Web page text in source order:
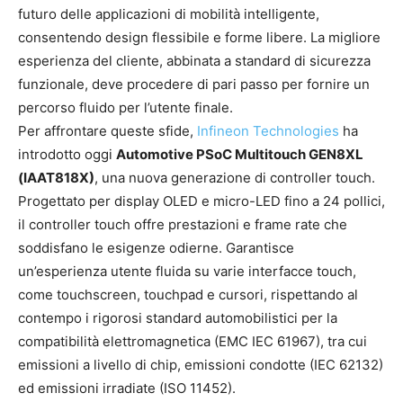
futuro delle applicazioni di mobilità intelligente,
consentendo design flessibile e forme libere. La migliore
esperienza del cliente, abbinata a standard di sicurezza
funzionale, deve procedere di pari passo per fornire un
percorso fluido per l’utente finale.
Per affrontare queste sfide, Infineon Technologies ha
introdotto oggi Automotive PSoC Multitouch GEN8XL
(IAAT818X), una nuova generazione di controller touch.
Progettato per display OLED e micro-LED fino a 24 pollici,
il controller touch offre prestazioni e frame rate che
soddisfano le esigenze odierne. Garantisce
un’esperienza utente fluida su varie interfacce touch,
come touchscreen, touchpad e cursori, rispettando al
contempo i rigorosi standard automobilistici per la
compatibilità elettromagnetica (EMC IEC 61967), tra cui
emissioni a livello di chip, emissioni condotte (IEC 62132)
ed emissioni irradiate (ISO 11452).